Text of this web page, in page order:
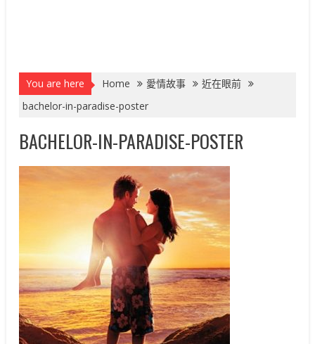
You are here Home 愛情故事
近在眼前
bachelor-in-paradise-poster
BACHELOR-IN-PARADISE-POSTER